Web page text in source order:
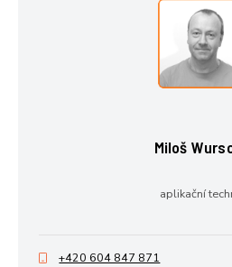
Miloš
aplikační
+420 604 847 871